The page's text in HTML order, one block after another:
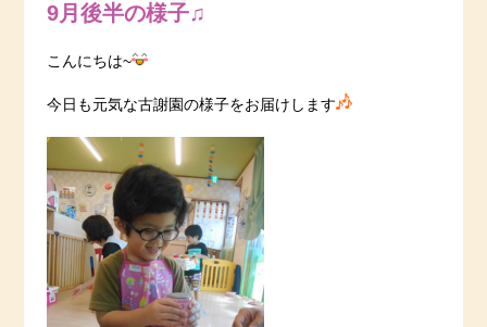
9月後半の様子♫
こんにちは~
今日も元気な古謝園の様子をお届けします